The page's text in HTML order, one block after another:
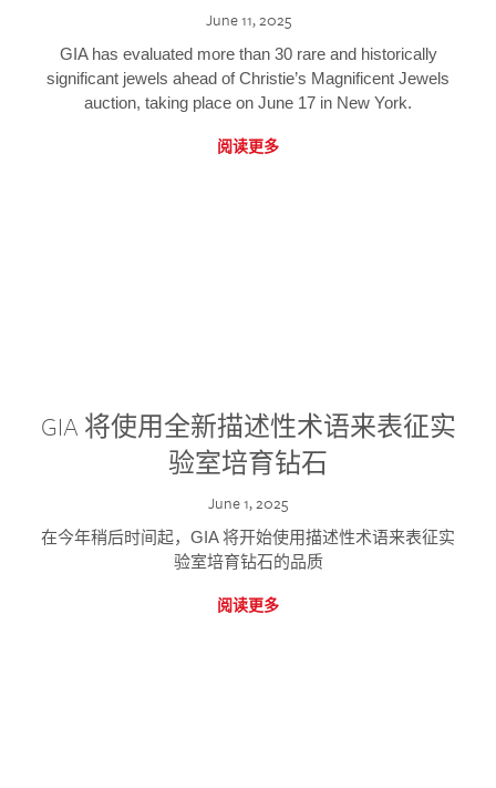
June 11, 2025
GIA has evaluated more than 30 rare and historically
significant jewels ahead of Christie’s Magnificent Jewels
auction, taking place on June 17 in New York.
阅读更多
GIA 将使用全新描述性术语来表征实
验室培育钻石
June 1, 2025
在今年稍后时间起，GIA 将开始使用描述性术语来表征实
验室培育钻石的品质
阅读更多